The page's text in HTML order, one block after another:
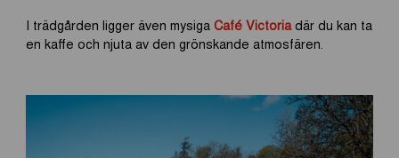
I trädgården ligger även mysigaCafé Victoriadär du kan ta
en kaffe och njuta av den grönskande atmosfären.